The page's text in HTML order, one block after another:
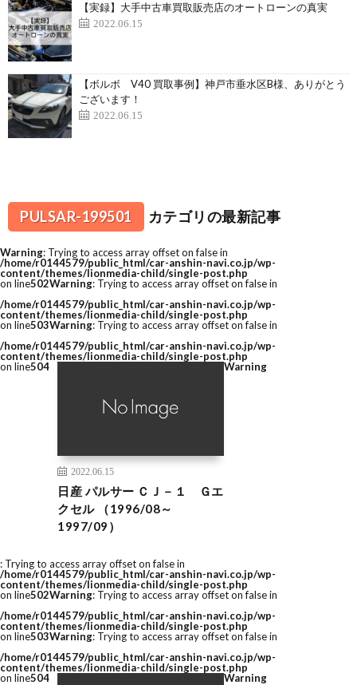
【実録】大手中古車買取販売店のオートローンの真実
2022.06.15
【ボルボ V40 買取事例】神戸市垂水区B様、ありがとう
ございます！
2022.06.15
PULSAR-199501 カテゴリの最新記事
Warning: Trying to access array offset on false in
/home/r0144579/public_html/car-anshin-navi.co.jp/wp-
content/themes/lionmedia-child/single-post.php
on line502Warning: Trying to access array offset on false in
/home/r0144579/public_html/car-anshin-navi.co.jp/wp-
content/themes/lionmedia-child/single-post.php
on line503Warning: Trying to access array offset on false in
/home/r0144579/public_html/car-anshin-navi.co.jp/wp-
content/themes/lionmedia-child/single-post.php
on line504
2022.06.15
日産 パルサー ＣＪ－１ Ｇエ
クセル （1996/08～
1997/09）
Warning
: Trying to access array offset on false in
/home/r0144579/public_html/car-anshin-navi.co.jp/wp-
content/themes/lionmedia-child/single-post.php
on line502Warning: Trying to access array offset on false in
/home/r0144579/public_html/car-anshin-navi.co.jp/wp-
content/themes/lionmedia-child/single-post.php
on line503Warning: Trying to access array offset on false in
/home/r0144579/public_html/car-anshin-navi.co.jp/wp-
content/themes/lionmedia-child/single-post.php
on line504 Warning